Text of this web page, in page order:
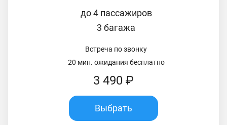
до 4 пассажиров
3 багажа
Встреча по звонку
20 мин. ожидания бесплатно
3 490 ₽
Выбрать